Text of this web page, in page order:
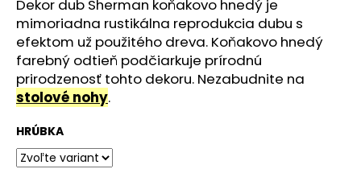
Dekor dub Sherman koňakovo hnedý je
mimoriadna rustikálna reprodukcia dubu s
efektom už použitého dreva. Koňakovo hnedý
farebný odtieň podčiarkuje prírodnú
prirodzenosť tohto dekoru. Nezabudnite na
stolové nohy.
HRÚBKA
o
r
ú
č
a
m
e